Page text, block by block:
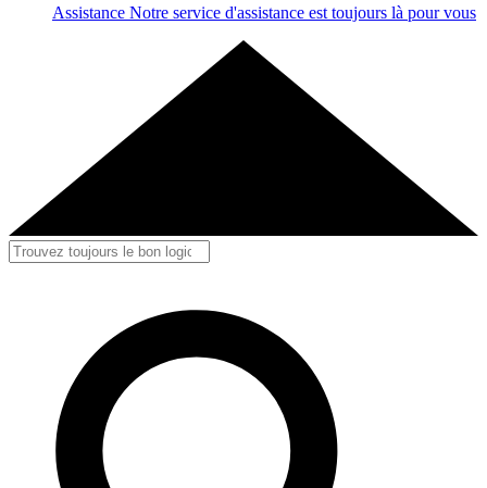
Assistance Notre service d'assistance est toujours là pour vous